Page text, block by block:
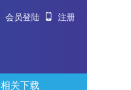
会员登陆 注册
相关下载